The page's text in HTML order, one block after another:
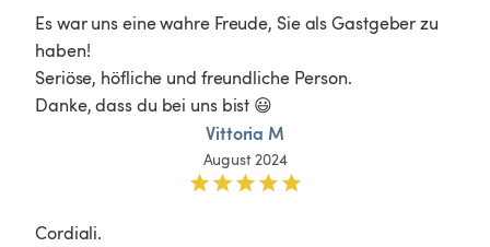
Es war uns eine wahre Freude, Sie als Gastgeber zu
haben!
Seriöse, höfliche und freundliche Person.
Danke, dass du bei uns bist 😃
Vittoria M
August 2024
Cordiali.